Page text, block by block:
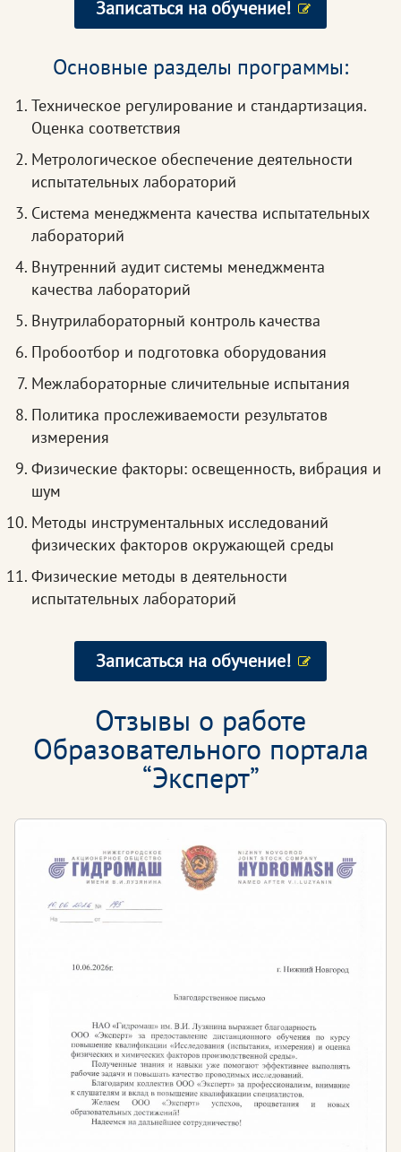
Записаться на обучение!
Основные разделы программы:
Техническое регулирование и стандартизация.
Оценка соответствия
Метрологическое обеспечение деятельности
испытательных лабораторий
Система менеджмента качества испытательных
лабораторий
Внутренний аудит системы менеджмента
качества лабораторий
Внутрилабораторный контроль качества
Пробоотбор и подготовка оборудования
Межлабораторные сличительные испытания
Политика прослеживаемости результатов
измерения
Физические факторы: освещенность, вибрация и
шум
Методы инструментальных исследований
физических факторов окружающей среды
Физические методы в деятельности
испытательных лабораторий
Записаться на обучение!
Отзывы о работе
Образовательного портала
“Эксперт”